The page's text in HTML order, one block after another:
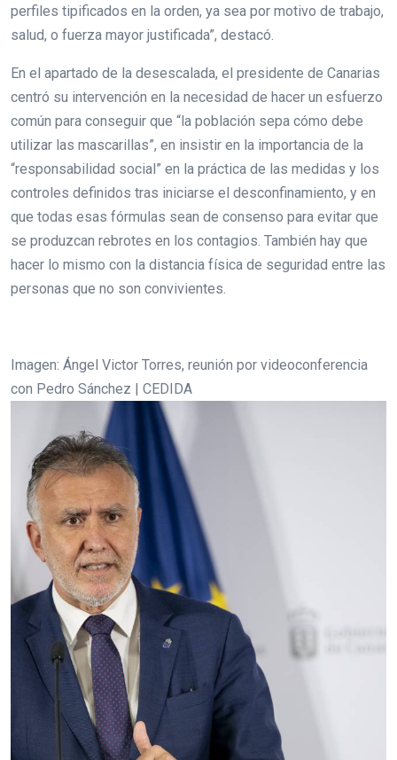
perfiles tipificados en la orden, ya sea por motivo de trabajo,
salud, o fuerza mayor justificada”, destacó.
En el apartado de la desescalada, el presidente de Canarias
centró su intervención en la necesidad de hacer un esfuerzo
común para conseguir que “la población sepa cómo debe
utilizar las mascarillas”, en insistir en la importancia de la
“responsabilidad social” en la práctica de las medidas y los
controles definidos tras iniciarse el desconfinamiento, y en
que todas esas fórmulas sean de consenso para evitar que
se produzcan rebrotes en los contagios. También hay que
hacer lo mismo con la distancia física de seguridad entre las
personas que no son convivientes.
Imagen: Ángel Victor Torres, reunión por videoconferencia
con Pedro Sánchez | CEDIDA